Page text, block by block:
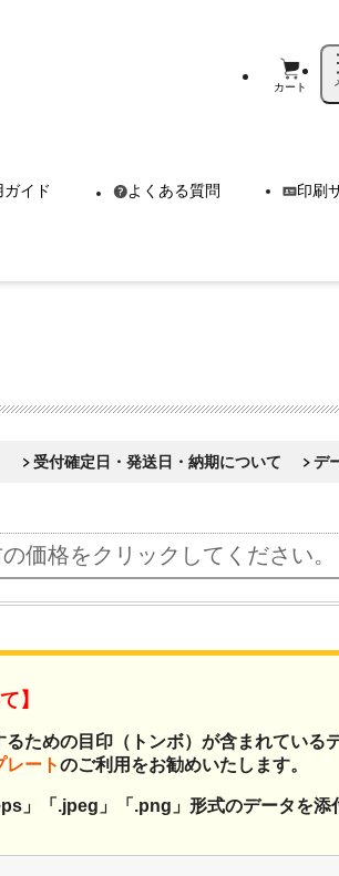
カート
ガイド よくある質問 印刷
受付確定日・発送日・納期について デ
価格をクリックしてください。
】
るための目印（トンボ）が含まれている
レートのご利用をお勧めいたします。
」「.jpeg」「.png」形式のデータを